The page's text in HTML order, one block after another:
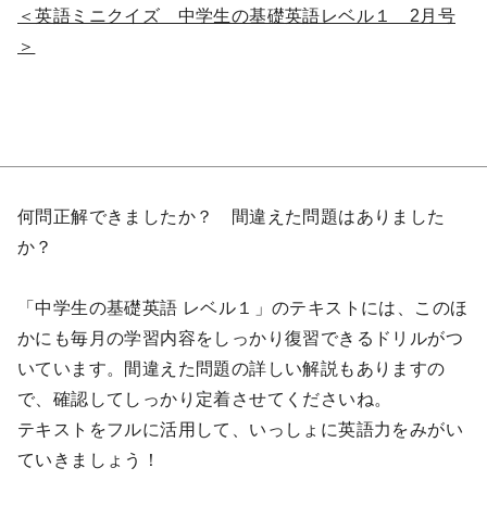
＜英語ミニクイズ 中学生の基礎英語レベル１ 2月号
＞
何問正解できましたか？ 間違えた問題はありました
か？
「中学生の基礎英語 レベル１」のテキストには、このほ
かにも毎月の学習内容をしっかり復習できるドリルがつ
いています。間違えた問題の詳しい解説もありますの
で、確認してしっかり定着させてくださいね。
テキストをフルに活用して、いっしょに英語力をみがい
ていきましょう！